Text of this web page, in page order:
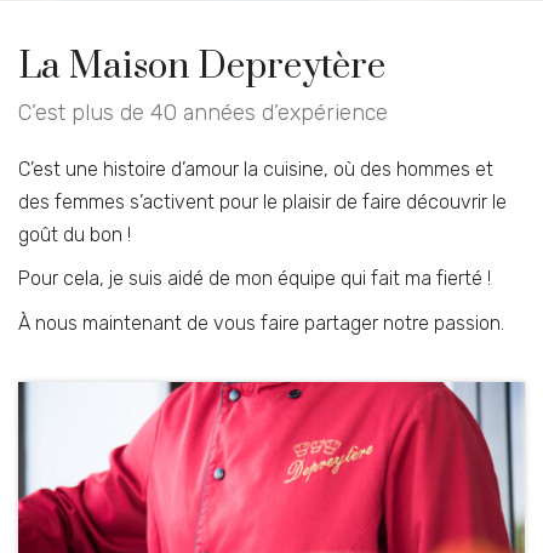
La Maison Depreytère
C’est plus de 40 années d’expérience
C’est une histoire d’amour la cuisine, où des hommes et
des femmes s’activent pour le plaisir de faire découvrir le
goût du bon !
Pour cela, je suis aidé de mon équipe qui fait ma fierté !
À nous maintenant de vous faire partager notre passion.